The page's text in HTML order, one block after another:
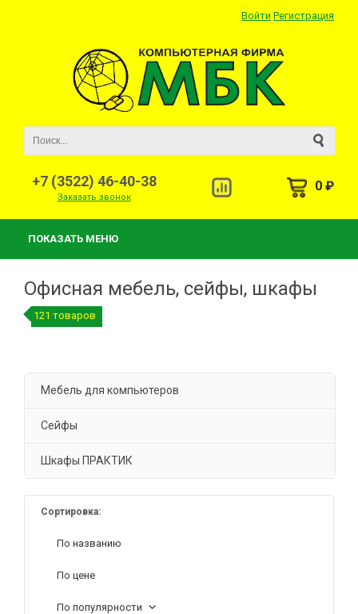
Войти Регистрация
+7 (3522) 46-40-38
Заказать звонок
0 ₽
ПОКАЗАТЬ МЕНЮ
Офисная мебель, сейфы, шкафы
121 товаров
Мебель для компьютеров
Сейфы
Шкафы ПРАКТИК
Сортировка:
По названию
По цене
По популярности